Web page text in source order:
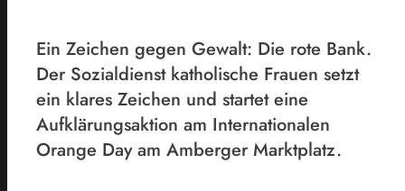
Ein Zeichen gegen Gewalt: Die rote Bank.
Der Sozialdienst katholische Frauen setzt
ein klares Zeichen und startet eine
Aufklärungsaktion am Internationalen
Orange Day am Amberger Marktplatz.